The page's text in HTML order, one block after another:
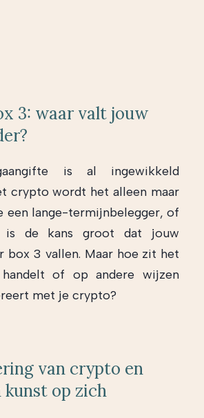
3: waar valt jouw
is al ingewikkeld
crypto wordt het alleen maar
een lange-termijnbelegger, of
is de kans groot dat jouw
box 3 vallen. Maar hoe zit het
of op andere wijzen
met je crypto?
van crypto en
kunst op zich